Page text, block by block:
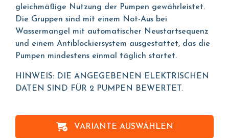
gleichmäßige Nutzung der Pumpen gewährleistet.
Die Gruppen sind mit einem Not-Aus bei
Wassermangel mit automatischer Neustartsequenz
und einem Antiblockiersystem ausgestattet, das die
Pumpen mindestens einmal täglich startet.
HINWEIS: DIE ANGEGEBENEN ELEKTRISCHEN
DATEN SIND FÜR 2 PUMPEN BEWERTET.
VARIANTE AUSWÄHLEN